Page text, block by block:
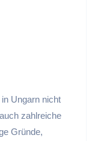
Ungarn nicht
zahlreiche
Gründe,